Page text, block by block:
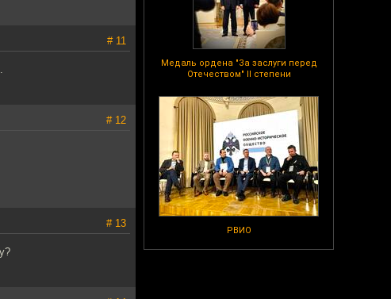
Медаль ордена "За заслуги перед
Отечеством" II степени
РВИО
# 11
# 12
# 13